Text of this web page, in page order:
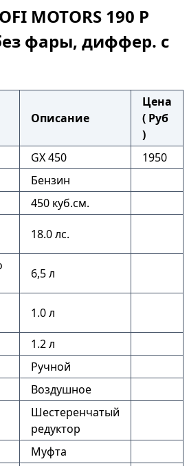
MOTORS 190 P
фары, диффер. с
Описание
Цена
( Руб
)
GX 450
1950
Бензин
450 куб.см.
18.0 лс.
6,5 л
1.0 л
1.2 л
Ручной
Воздушное
Шестеренчатый
редуктор
Муфта